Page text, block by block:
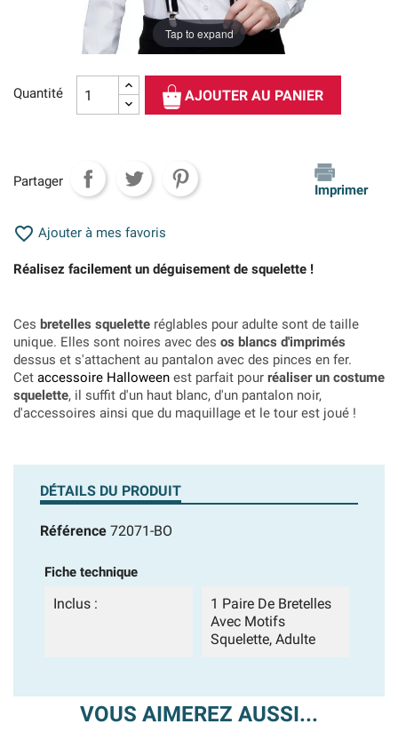
Tap to expand
Quantité AJOUTER AU PANIER
Partager
Imprimer
 Ajouter à mes favoris
Réalisez facilement un déguisement de squelette !
Ces bretelles squelette réglables pour adulte sont de taille
unique. Elles sont noires avec des os blancs d'imprimés
dessus et s'attachent au pantalon avec des pinces en fer.
Cet accessoire Halloween est parfait pour réaliser un costume
squelette, il suffit d'un haut blanc, d'un pantalon noir,
d'accessoires ainsi que du maquillage et le tour est joué !
DÉTAILS DU PRODUIT
Référence 72071-BO
Fiche technique
Inclus :
1 Paire De Bretelles
Avec Motifs
Squelette, Adulte
VOUS AIMEREZ AUSSI...